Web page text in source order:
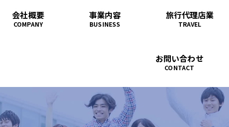
会社概要
COMPANY
事業内容
BUSINESS
旅行代理店業
TRAVEL
お問い合わせ
CONTACT